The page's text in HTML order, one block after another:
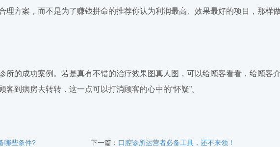
理方案，而不是为了赚钱拼命的推荐你认为利润最高、效果最好的项目，那样
的成功案例。若是真有不错的治疗效果图真人图，可以给顾客看看，给顾客
到病房去转转，这一点可以打消顾客的心中的“怀疑”。
哪些条件? 下一篇： 口腔诊所运营者必备工具，还不来领！